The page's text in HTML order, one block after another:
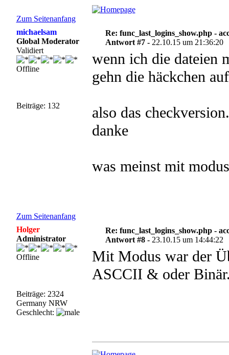
Zum Seitenanfang
michaelsam
Global Moderator
Validiert
Offline
Beiträge: 132
Re: func_last_logins_show.php -
Antwort #7 - 22.10.15 um 21:36:20
wenn ich die dateien
gehn die häckchen
also das
danke
was meinst mit
Zum Seitenanfang
Holger
Administrator
Offline
Beiträge: 2324
Germany NRW
Geschlecht:
Re: func_last_logins_show.php -
Antwort #8 - 23.10.15 um 14:44:22
Mit Modus war der
ASCCII & oder